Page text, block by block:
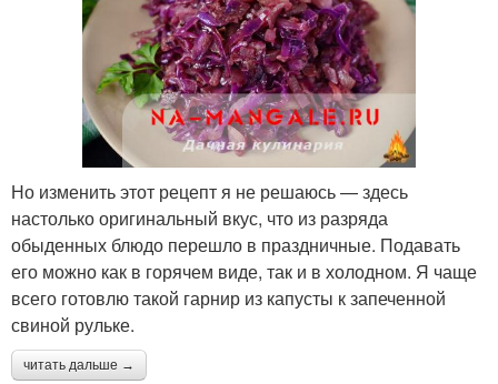
Но изменить этот рецепт я не решаюсь — здесь
настолько оригинальный вкус, что из разряда
обыденных блюдо перешло в праздничные. Подавать
его можно как в горячем виде, так и в холодном. Я чаще
всего готовлю такой гарнир из капусты к запеченной
свиной рульке.
читать дальше →